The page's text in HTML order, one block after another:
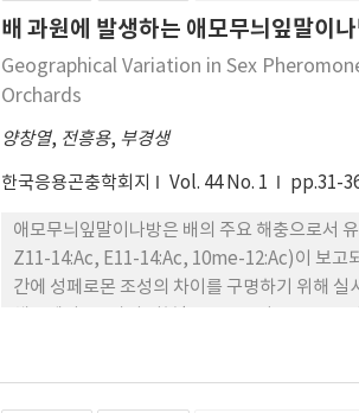
field tests, traps baited with ratio of 1:1:1
1:5:1 (E2HZ3H:E2HE2H:TI = 7.1:35.7:7.1
배 과원에 발생하는 애모무늬잎말이
Geographical Variation in Sex
Orchards
양창열, 전흥용, 부경생
한국응용곤충학회지 Vol. 44 No. 1 pp.31-
애모무늬잎말이나방은 배의 주요 해충으로서
Z11-14:Ac, E11-14:Ac, 10me-12:Ac)이 보고
간에 성페로몬 조성의 차이를 구명하기 위해
서는 Z9-14:Ac와 Z11-14:Ac가 80 : 20의 비율